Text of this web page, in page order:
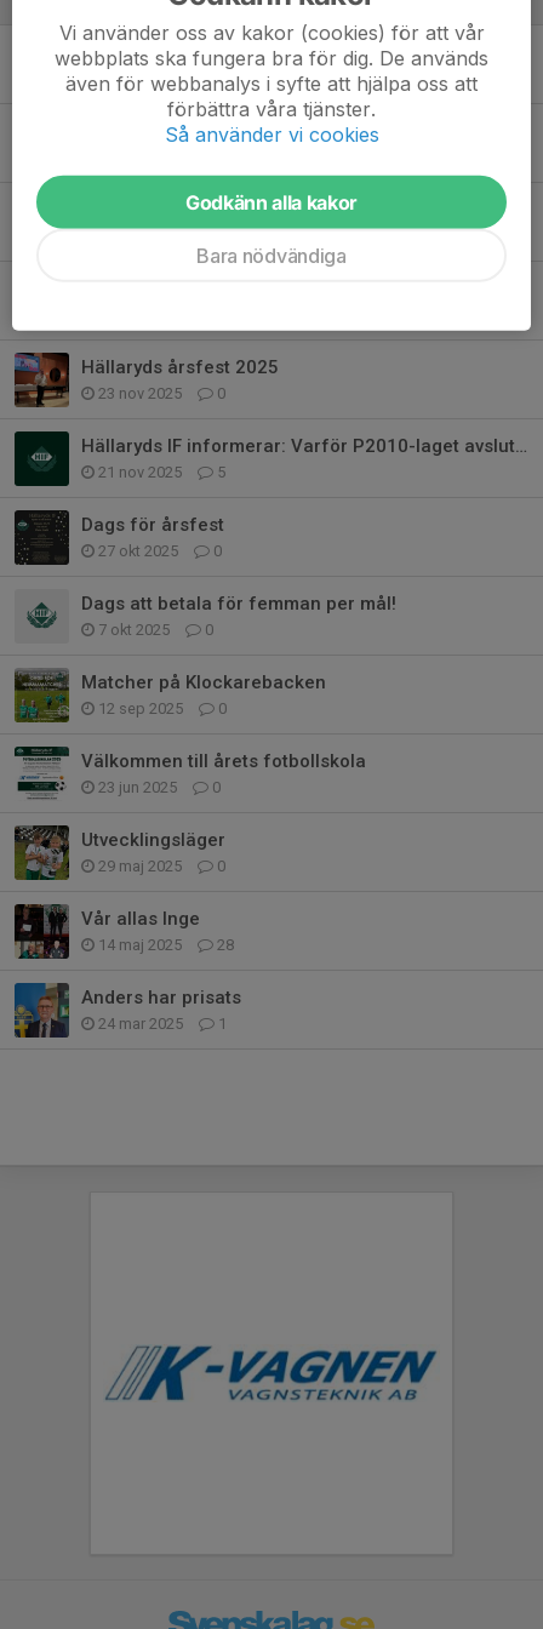
8 mar, 16:24 1
Uppstart av nytt lag
Utprovning av träningskläder
Hällaryds årsfest 2025
23 nov 2025 0
Hällaryds IF informerar: Varför P2010-laget avslutas.......
21 nov 2025 5
Dags för årsfest
27 okt 2025 0
Dags att betala för femman per mål!
7 okt 2025 0
Matcher på Klockarebacken
12 sep 2025 0
Välkommen till årets fotbollskola
23 jun 2025 0
Utvecklingsläger
29 maj 2025 0
Vår allas Inge
14 maj 2025 28
Anders har prisats
24 mar 2025 1
Vi använder oss av kakor (cookies) för att vår
webbplats ska fungera bra för dig. De används
även för webbanalys i syfte att hjälpa oss att
förbättra våra tjänster.
Så använder vi cookies
Godkänn alla kakor
Bara nödvändiga